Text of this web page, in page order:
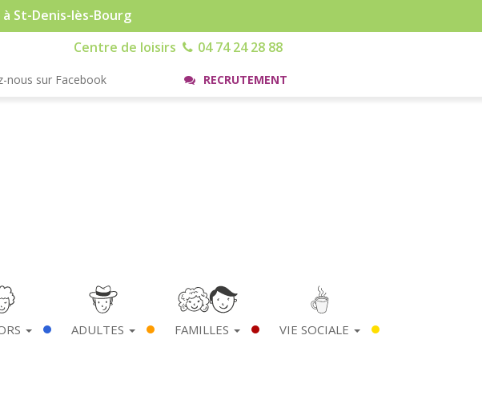
St-Denis-lès-Bourg
Centre de loisirs 04 74 24 28 88
nous sur Facebook RECRUTEMENT
ADULTES FAMILLES VIE SOCIALE